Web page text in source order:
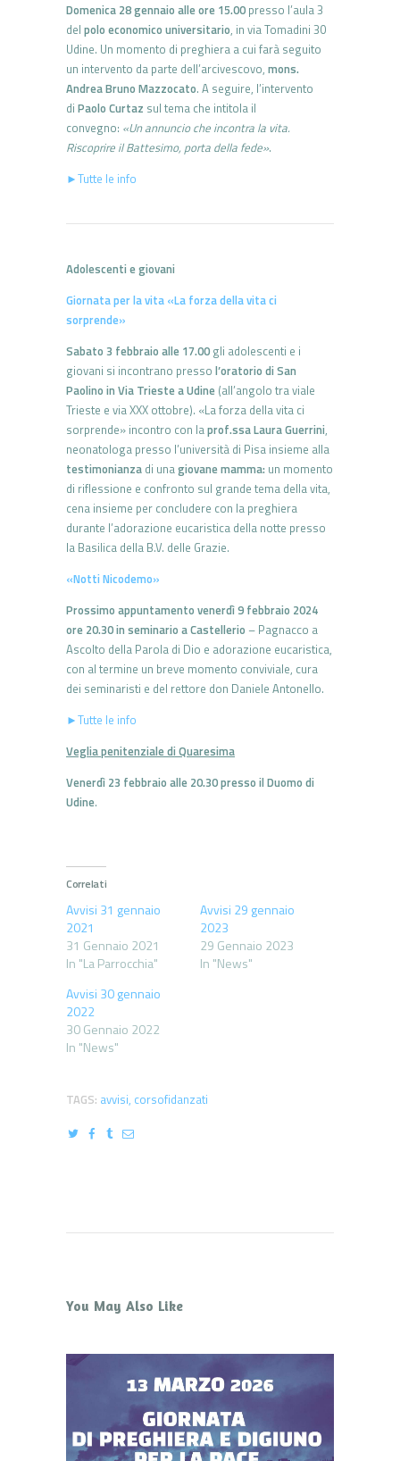
Domenica 28 gennaio alle ore 15.00 presso l’aula 3
del polo economico universitario, in via Tomadini 30
Udine. Un momento di preghiera a cui farà seguito
un intervento da parte dell’arcivescovo, mons.
Andrea Bruno Mazzocato. A seguire, l’intervento
di Paolo Curtaz sul tema che intitola il
convegno: «Un annuncio che incontra la vita.
Riscoprire il Battesimo, porta della fede».
►Tutte le info
Adolescenti e giovani
Giornata per la vita «La forza della vita ci
sorprende»
Sabato 3 febbraio alle 17.00 gli adolescenti e i
giovani si incontrano presso l’oratorio di San
Paolino in Via Trieste a Udine (all’angolo tra viale
Trieste e via XXX ottobre). «La forza della vita ci
sorprende» incontro con laprof.ssa Laura Guerrini,
neonatologa presso l’università di Pisa insieme alla
testimonianza di unagiovane mamma: un momento
di riflessione e confronto sul grande tema della vita,
cena insieme per concludere con la preghiera
durante l’adorazione eucaristica della notte presso
la Basilica della B.V. delle Grazie.
«Notti Nicodemo»
Prossimo appuntamento venerdì 9 febbraio 2024
ore 20.30 in seminario a Castellerio – Pagnacco a
Ascolto della Parola di Dio e adorazione eucaristica,
con al termine un breve momento conviviale, cura
dei seminaristi e del rettore don Daniele Antonello.
►Tutte le info
Veglia penitenziale di Quaresima
Venerdì 23 febbraio alle 20.30 presso il Duomo di
Udine.
Correlati
Avvisi 31 gennaio
2021
31 Gennaio 2021
In "La Parrocchia"
Avvisi 29 gennaio
2023
29 Gennaio 2023
In "News"
Avvisi 30 gennaio
2022
30 Gennaio 2022
In "News"
TAGS: avvisi, corsofidanzati
You May Also Like